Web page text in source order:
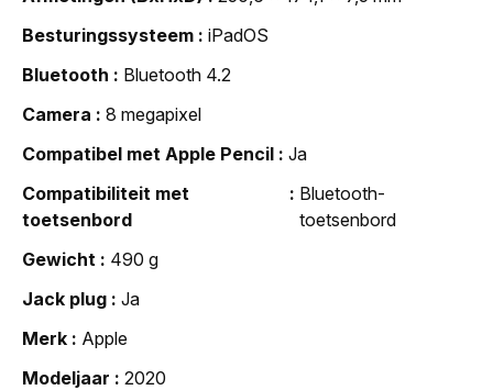
Besturingssysteem
iPadOS
Bluetooth
Bluetooth 4.2
Camera
8 megapixel
Compatibel met Apple Pencil
Ja
Compatibiliteit met
toetsenbord
Bluetooth-
toetsenbord
Gewicht
490 g
Jack plug
Ja
Merk
Apple
Modeljaar
2020